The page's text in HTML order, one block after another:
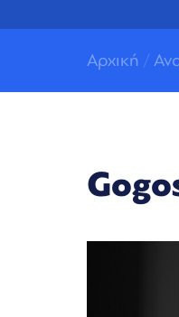
Αρχική /